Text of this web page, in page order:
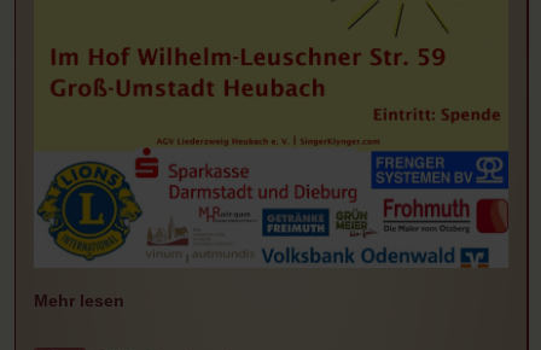
Mehr lesen